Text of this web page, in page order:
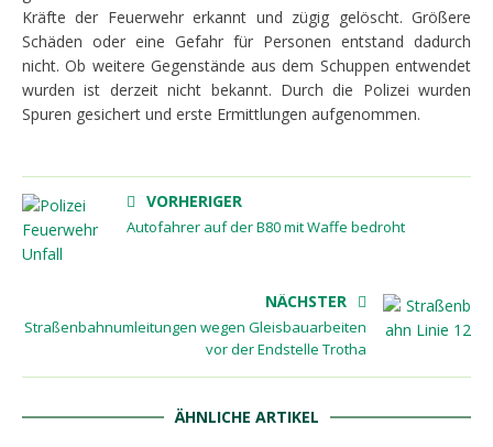
Kräfte der Feuerwehr erkannt und zügig gelöscht. Größere
Schäden oder eine Gefahr für Personen entstand dadurch
nicht. Ob weitere Gegenstände aus dem Schuppen entwendet
wurden ist derzeit nicht bekannt. Durch die Polizei wurden
Spuren gesichert und erste Ermittlungen aufgenommen.
VORHERIGER
Autofahrer auf der B80 mit Waffe bedroht
NÄCHSTER
Straßenbahnumleitungen wegen Gleisbauarbeiten
vor der Endstelle Trotha
ÄHNLICHE ARTIKEL